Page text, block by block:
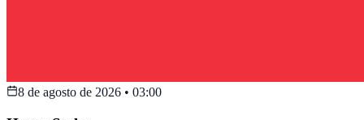
8 de agosto de 2026 • 03:00